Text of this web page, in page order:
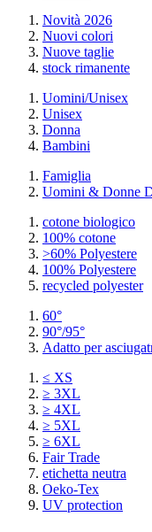
Novità 2026
Nuovi colori
Nuove taglie
stock rimanente
Uomini/Unisex
Unisex
Donna
Bambini
Famiglia
Uomini & Donne
cotone biologico
100% cotone
>60% Polyestere
100% Polyestere
recycled polyester
60°
90°/95°
Adatto per
≤ XS
≥ 3XL
≥ 4XL
≥ 5XL
≥ 6XL
Fair Trade
etichetta neutra
Oeko-Tex
UV protection